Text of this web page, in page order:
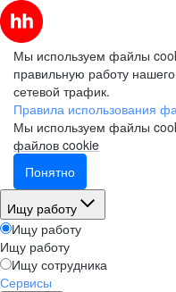
Мы используем файлы
правильную работу
сетевой трафик.
Правила использования
Мы используем файлы
файлов cookie
Понятно
Ищу работу
Ищу работу
Ищу работу
Ищу сотрудника
Сервисы